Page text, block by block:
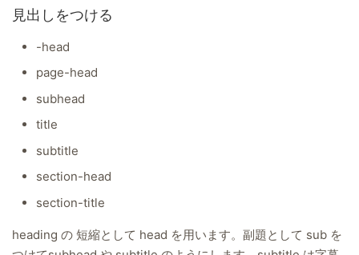
見出しをつける
-head
page-head
subhead
title
subtitle
section-head
section-title
heading の 短縮として head を用います。副題として sub を